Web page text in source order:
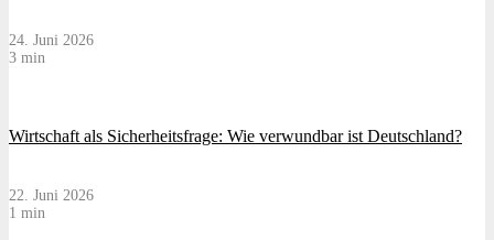
24. Juni 2026
3 min
Wirtschaft als Sicherheitsfrage: Wie verwundbar ist Deutschland?
22. Juni 2026
1 min